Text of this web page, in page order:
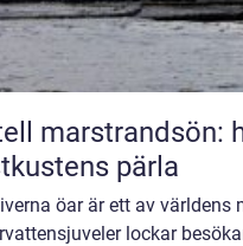
marstrandsön:
pärla
öar är ett av världens
lockar